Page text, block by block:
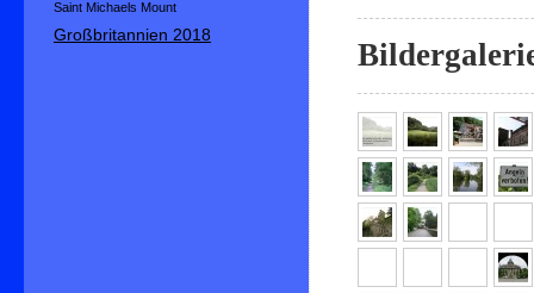
Saint Michaels Mount
Großbritannien 2018